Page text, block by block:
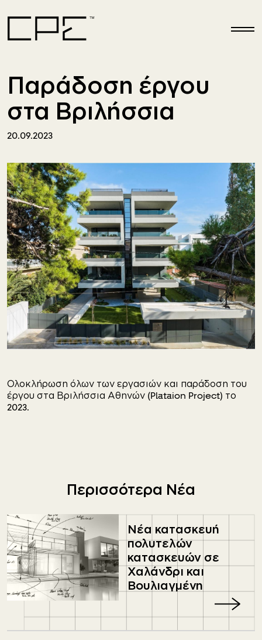
Παράδοση έργου
στα Βριλήσσια
20.09.2023
Ολοκλήρωση όλων των εργασιών και παράδοση του
έργου στα Βριλήσσια Αθηνών (Plataion Project) το
2023.
Περισσότερα Νέα
Νέα κατασκευή
πολυτελών
κατασκευών σε
Χαλάνδρι και
Βουλιαγμένη